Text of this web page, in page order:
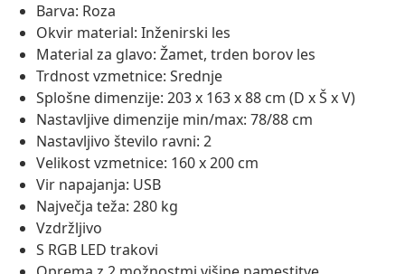
Barva: Roza
Okvir material: Inženirski les
Material za glavo: Žamet, trden borov les
Trdnost vzmetnice: Srednje
Splošne dimenzije: 203 x 163 x 88 cm (D x Š x V)
Nastavljive dimenzije min/max: 78/88 cm
Nastavljivo število ravni: 2
Velikost vzmetnice: 160 x 200 cm
Vir napajanja: USB
Največja teža: 280 kg
Vzdržljivo
S RGB LED trakovi